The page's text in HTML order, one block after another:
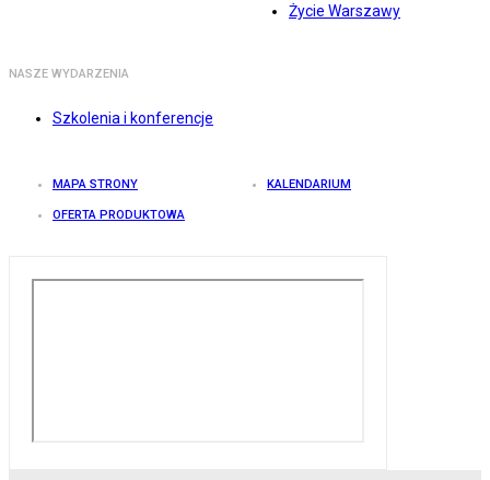
Życie Warszawy
NASZE WYDARZENIA
Szkolenia i konferencje
MAPA STRONY KALENDARIUM
OFERTA PRODUKTOWA